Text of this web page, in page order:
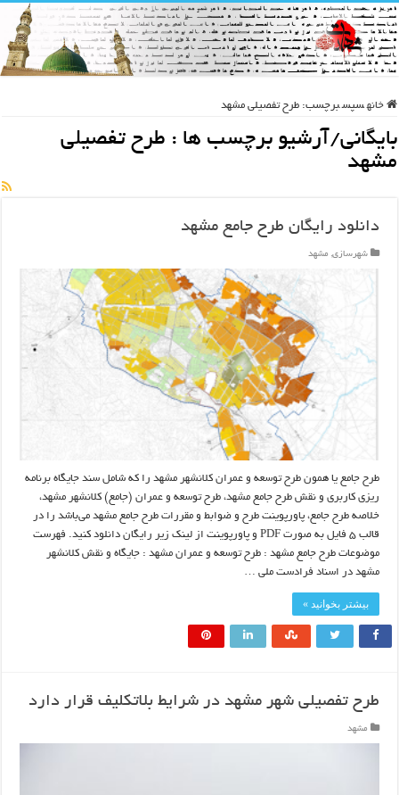
خانه سپس برچسب: طرح تفصیلی مشهد
بایگانی/آرشیو برچسب ها : طرح تفصیلی
مشهد
دانلود رایگان طرح جامع مشهد
شهرسازی, مشهد
طرح جامع یا همون طرح توسعه و عمران کلانشهر مشهد را که شامل سند جایگاه برنامه
ریزی کاربری و نقش طرح جامع مشهد، طرح توسعه و عمران (جامع) کلانشهر مشهد،
خلاصه طرح جامع، پاورپوینت طرح و ضوابط و مقررات طرح جامع مشهد می‌باشد را در
قالب ۵ فایل به صورت PDF و پاورپوینت از لینک زیر رایگان دانلود کنید. فهرست
موضوعات طرح جامع مشهد : طرح توسعه و عمران مشهد : جايگاه و نقش كلانشهر
مشهد در اسناد فرادست ملي …
بیشتر بخوانید »
طرح تفصیلی شهر مشهد در شرایط بلاتکلیف قرار دارد
مشهد